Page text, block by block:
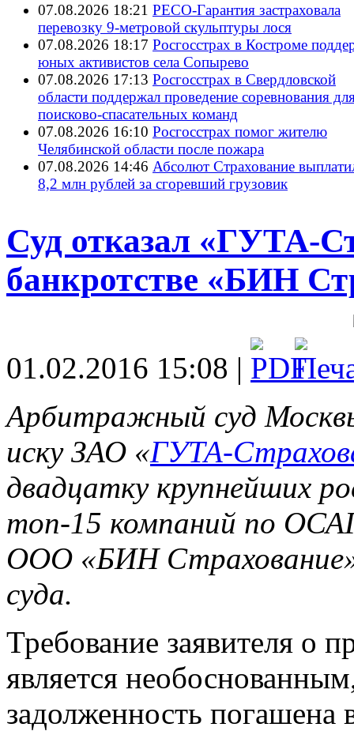
07.08.2026 18:21 РЕСО-Гарантия застраховала
перевозку 9-метровой скульптуры лося
07.08.2026 18:17 Росгосстрах в Костроме
юных активистов села Сопырево
07.08.2026 17:13 Росгосстрах в Свердловской
области поддержал проведение соревнования
поисково‑спасательных команд
07.08.2026 16:10 Росгосстрах помог жителю
Челябинской области после пожара
07.08.2026 14:46 Абсолют Страхование
8,2 млн рублей за сгоревший грузовик
Суд отказал «ГУТА-
банкротстве «БИН
01.02.2016 15:08 |
Арбитражный суд
иску ЗАО «ГУТА-
двадцатку крупнейших
топ-15 компаний по
ООО «БИН
суда.
Требование заявителя о
является
задолженность погашена